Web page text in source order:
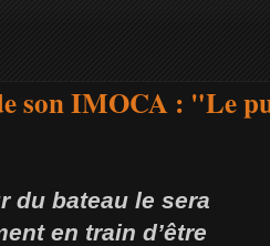
son IMOCA : "Le
du bateau le sera
en train d’être